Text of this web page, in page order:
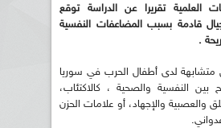
العلمية تقريرا عن الدراسة توقع
قادمة بسبب المضاعفات النفسية
.
لدى أطفال الحرب في سوريا
بين النفسية والصحية ، كالاكتئاب،
والعصبية والإجهاد، أو علامات الحزن